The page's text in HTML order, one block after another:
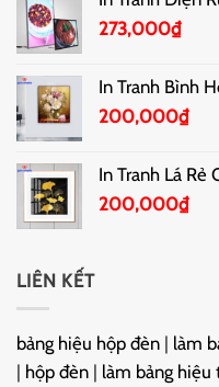
273,000₫
In Tranh Bình
200,000₫
In Tranh Lá Rẻ
200,000₫
LIÊN KẾT
bảng hiệu hộp đèn | làm
| hộp đèn | làm bảng hiệu